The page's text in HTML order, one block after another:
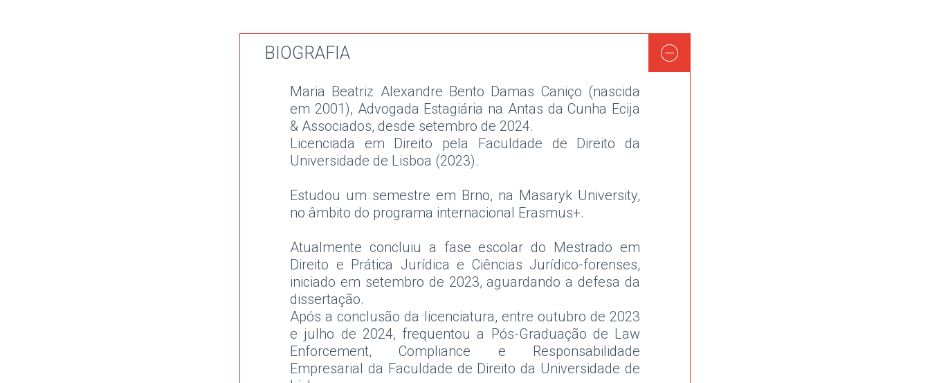
BIOGRAFIA
Maria Beatriz Alexandre Bento Damas Caniço (nascida
em 2001), Advogada Estagiária na Antas da Cunha Ecija
& Associados, desde setembro de 2024.
Licenciada em Direito pela Faculdade de Direito da
Universidade de Lisboa (2023).
Estudou um semestre em Brno, na Masaryk University,
no âmbito do programa internacional Erasmus+.
Atualmente concluiu a fase escolar do Mestrado em
Direito e Prática Jurídica e Ciências Jurídico-forenses,
iniciado em setembro de 2023, aguardando a defesa da
dissertação.
Após a conclusão da licenciatura, entre outubro de 2023
e julho de 2024, frequentou a Pós-Graduação de Law
Enforcement, Compliance e Responsabilidade
Empresarial da Faculdade de Direito da Universidade de